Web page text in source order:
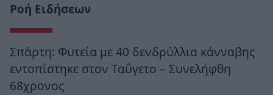
Ροή Ειδήσεων
Σπάρτη: Φυτεία με 40 δενδρύλλια κάνναβης
εντοπίστηκε στον Ταΰγετο – Συνελήφθη
68χρονος